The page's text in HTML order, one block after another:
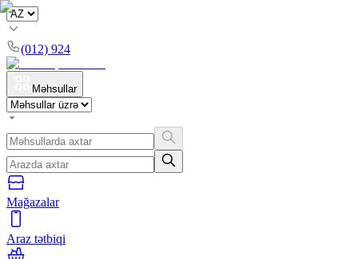
(012) 924
Məhsullar
Mağazalar
Araz tətbiqi